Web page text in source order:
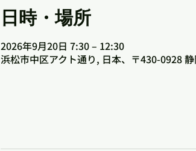
日時・場所
2026年9月20日 7:30 – 12:30
浜松市中区アクト通り, 日本、〒430-0928